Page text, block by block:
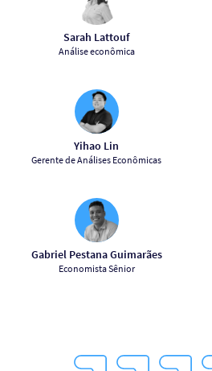
Sarah Lattouf
Análise econômica
Yihao Lin
Gerente de Análises Econômicas
Gabriel Pestana Guimarães
Economista Sênior